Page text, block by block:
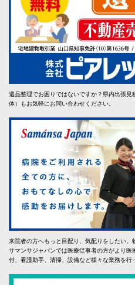
遺品整理でお困りではないですか？県内出張
体）もお気軽にお問い合わせください。
来院者の方へもっと目配り、気配りをしたい。
サマンサジャパンでは医療従事者の方がより
付、看護助手、清掃、設備など様々な業務を行